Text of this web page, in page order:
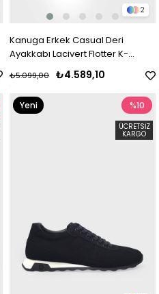
2
Kanuga Erkek Casual Deri
Ayakkabı Lacivert Flotter K-
₺4.589,10
₺5.099,00
%10
ÜCRETSIZ
KARGO
Yeni